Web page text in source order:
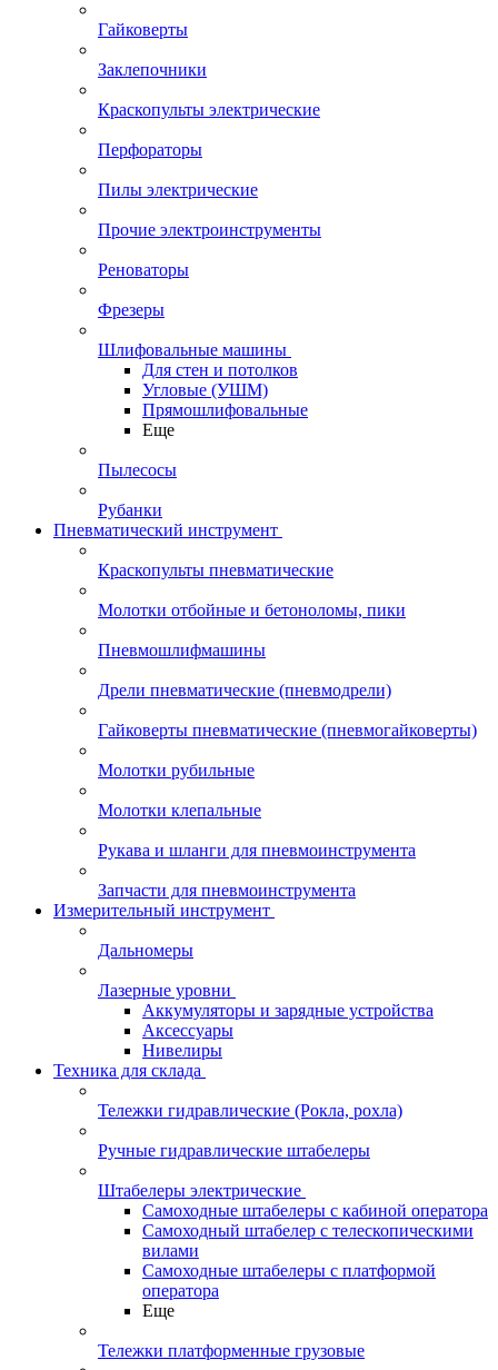
Гайковерты
Заклепочники
Краскопульты электрические
Перфораторы
Пилы электрические
Прочие электроинструменты
Реноваторы
Фрезеры
Шлифовальные машины
Для стен и потолков
Угловые (УШМ)
Прямошлифовальные
Еще
Пылесосы
Рубанки
Пневматический инструмент
Краскопульты пневматические
Молотки отбойные и бетоноломы, пики
Пневмошлифмашины
Дрели пневматические (пневмодрели)
Гайковерты пневматические (пневмогайковерты)
Молотки рубильные
Молотки клепальные
Рукава и шланги для пневмоинструмента
Запчасти для пневмоинструмента
Измерительный инструмент
Дальномеры
Лазерные уровни
Аккумуляторы и зарядные устройства
Аксессуары
Нивелиры
Техника для склада
Тележки гидравлические (Рокла, рохла)
Ручные гидравлические штабелеры
Штабелеры электрические
Самоходные штабелеры с кабиной оператора
Самоходный штабелер с телескопическими
вилами
Самоходные штабелеры с платформой
оператора
Еще
Тележки платформенные грузовые